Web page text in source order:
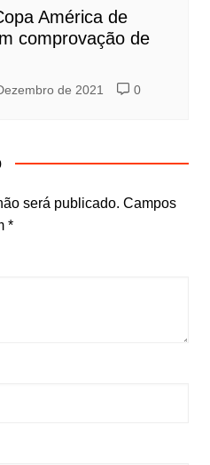
América de
comprovação de
de 2021 0
será publicado. Campos
*